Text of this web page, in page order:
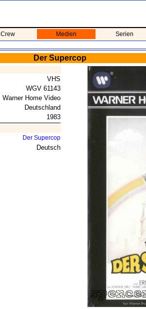
Crew Medien Serien
Der Supercop
VHS
WGV 61143
Warner Home Video
Deutschland
1983
Der Supercop
Deutsch